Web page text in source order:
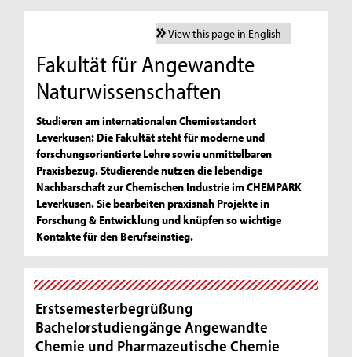
View this page in English
Fakultät für Angewandte
Naturwissenschaften
Studieren am internationalen Chemiestandort
Leverkusen: Die Fakultät steht für moderne und
forschungsorientierte Lehre sowie unmittelbaren
Praxisbezug. Studierende nutzen die lebendige
Nachbarschaft zur Chemischen Industrie im CHEMPARK
Leverkusen. Sie bearbeiten praxisnah Projekte in
Forschung & Entwicklung und knüpfen so wichtige
Kontakte für den Berufseinstieg.
Erstsemesterbegrüßung
Bachelorstudiengänge Angewandte
Chemie und Pharmazeutische Chemie